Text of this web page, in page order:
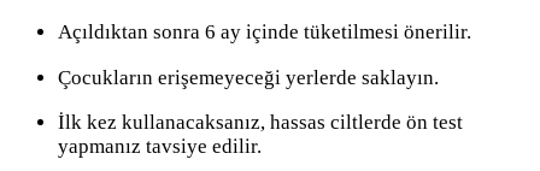
Açıldıktan sonra 6 ay içinde tüketilmesi önerilir.
Çocukların erişemeyeceği yerlerde saklayın.
İlk kez kullanacaksanız, hassas ciltlerde ön test
yapmanız tavsiye edilir.